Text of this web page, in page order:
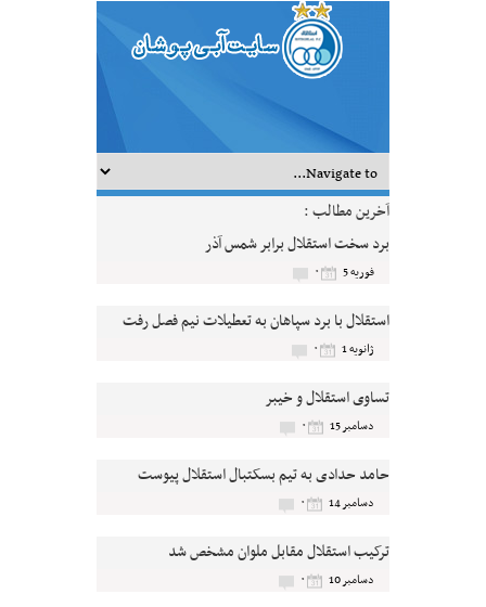
آخرین مطالب :
برد سخت استقلال برابر شمس آذر
فوریه 5 ۰
استقلال با برد سپاهان به تعطیلات نیم فصل رفت
ژانویه 1 ۰
تساوی استقلال و خیبر
دسامبر 15 ۰
حامد حدادی به تیم بسکتبال استقلال پیوست
دسامبر 14 ۰
ترکیب استقلال مقابل ملوان مشخص شد
دسامبر 10 ۰